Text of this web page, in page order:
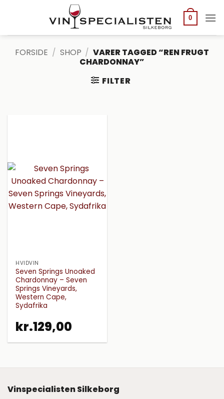
0
FORSIDE / SHOP / VARER TAGGED “REN FRUGT
CHARDONNAY”
FILTER
HVIDVIN
Seven Springs Unoaked
Chardonnay – Seven
Springs Vineyards,
Western Cape,
Sydafrika
kr.129,00
Vinspecialisten Silkeborg